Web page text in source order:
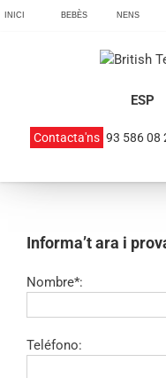
Skip
INICI BEBÈS NENS
ESP
Contacta'ns 93 586 08
Informa’t ara i
Nombre*:
Teléfono: